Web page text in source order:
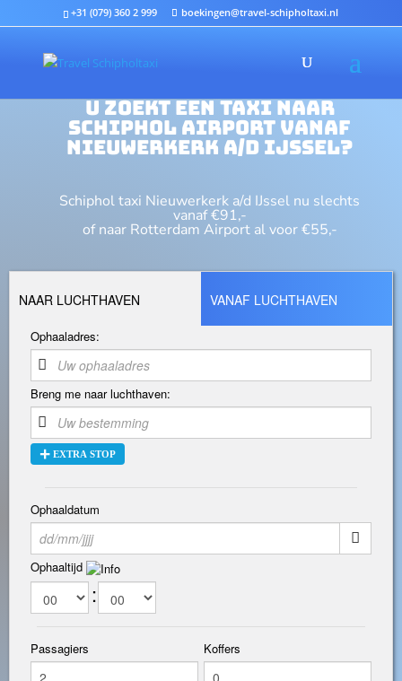
+31 (079) 360 2 999 boekingen@travel-schipholtaxi.nl
u zoekt een taxi naar
Schiphol Airport vanaf
Nieuwerkerk a/d IJssel?
Schiphol taxi Nieuwerkerk a/d IJssel nu slechts
vanaf €91,-
of naar Rotterdam Airport al voor €55,-
NAAR LUCHTHAVEN VANAF LUCHTHAVEN
Ophaaladres:
Breng me naar luchthaven:
+ EXTRA STOP
Ophaaldatum
Ophaaltijd
:
Passagiers Koffers